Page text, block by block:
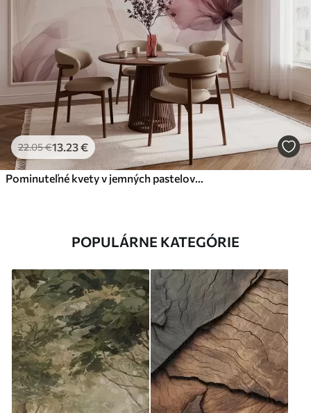
22.05€13.23€
Pominuteľné kvety v jemných pastelových farbách
POPULÁRNE KATEGÓRIE